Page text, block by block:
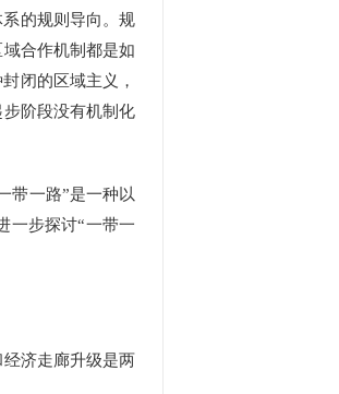
的规则导向。规
合作机制都是如
闭的区域主义，
阶段没有机制化
带一路”是一种以
一步探讨“一带一
济走廊升级是两